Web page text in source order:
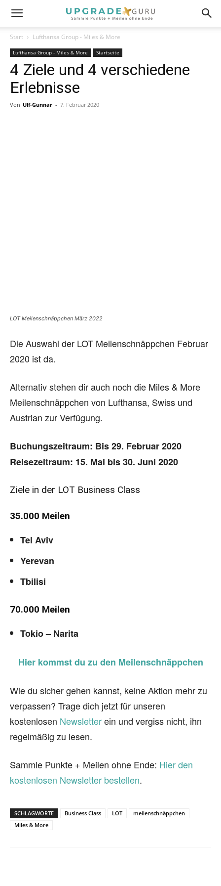
Start Lufthansa Group - Miles & More
Lufthansa Group - Miles & More Startseite
4 Ziele und 4 verschiedene
Erlebnisse
Von Ulf-Gunnar - 7. Februar 2020
LOT Meilenschnäppchen März 2022
Die Auswahl der LOT Meilenschnäppchen Februar
2020 ist da.
Alternativ stehen dir auch noch die Miles & More
Meilenschnäppchen von Lufthansa, Swiss und
Austrian zur Verfügung.
Buchungszeitraum: Bis 29. Februar 2020
Reisezeitraum: 15. Mai bis 30. Juni 2020
Ziele in der LOT Business Class
35.000 Meilen
Tel Aviv
Yerevan
Tbilisi
70.000 Meilen
Tokio – Narita
Hier kommst du zu den Meilenschnäppchen
Wie du sicher gehen kannst, keine Aktion mehr zu
verpassen? Trage dich jetzt für unseren
kostenlosen Newsletterein und vergiss nicht, ihn
regelmäßig zu lesen.
Sammle Punkte + Meilen ohne Ende: Hier den
kostenlosen Newsletter bestellen.
SCHLAGWORTE Business Class LOT
meilenschnäppchen
Miles & More